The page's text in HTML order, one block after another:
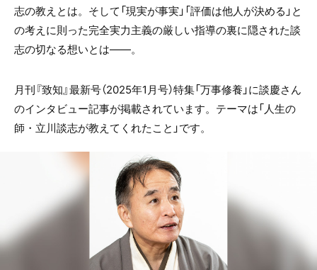
志の教えとは。そして「現実が事実」「評価は他人が決める」と
の考えに則った完全実力主義の厳しい指導の裏に隠された談
志の切なる想いとは――。
月刊『致知』最新号（2025年1月号）特集「万事修養」に談慶さん
のインタビュー記事が掲載されています。テーマは「人生の
師・立川談志が教えてくれたこと」です。